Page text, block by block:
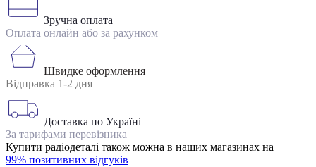
Зручна оплата
Оплата онлайн або за рахунком
Швидке оформлення
Відправка 1-2 дня
Доставка по Україні
За тарифами перевізника
Купити радіодеталі також можна в наших магазинах на
99% позитивних відгуків